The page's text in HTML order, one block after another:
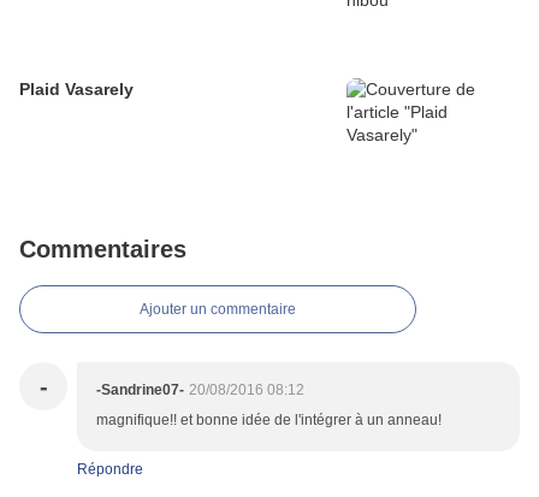
Plaid Vasarely
Commentaires
Ajouter un commentaire
- -Sandrine07- 20/08/2016 08:12
magnifique!! et bonne idée de l'intégrer à un anneau!
Répondre